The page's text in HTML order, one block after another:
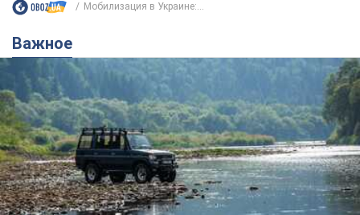
Мобилизация в Украине:...
Важное